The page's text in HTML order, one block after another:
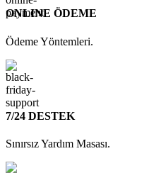
ONLINE ÖDEME
Ödeme Yöntemleri.
7/24 DESTEK
Sınırsız Yardım Masası.